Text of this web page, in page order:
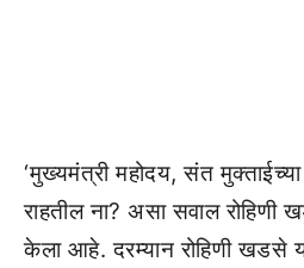
‘मुख्यमंत्री महोदय, संत मुक्ताईच्या
राहतील ना? असा सवाल रोहिणी
केला आहे. दरम्यान रोहिणी